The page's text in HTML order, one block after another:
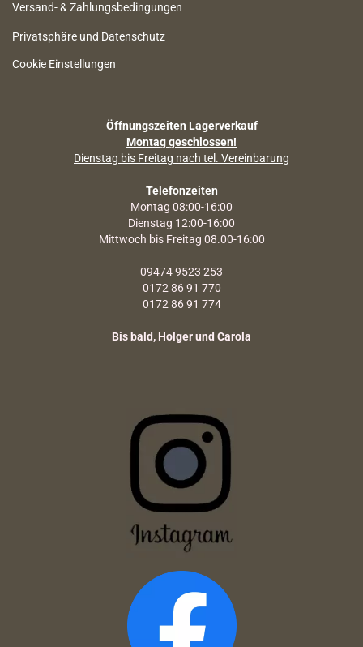
Versand- & Zahlungsbedingungen
Privatsphäre und Datenschutz
Cookie Einstellungen
Öffnungszeiten Lagerverkauf
Montag geschlossen!
Dienstag bis Freitag nach tel. Vereinbarung
Telefonzeiten
Montag 08:00-16:00
Dienstag 12:00-16:00
Mittwoch bis Freitag 08.00-16:00
09474 9523 253
0172 86 91 770
0172 86 91 774
Bis bald, Holger und Carola